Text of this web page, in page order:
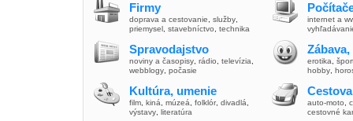
Firmy
doprava a cestovanie služby
priemysel stavebníctvo technika
Spravodajstvo
noviny a časopisy rádio televízia
webblogy počasie
Kultúra, umenie
film kiná múzeá folklór, divadlá
výstavy literatúra
internet a
erotika
hobby
auto-moto
cestovné